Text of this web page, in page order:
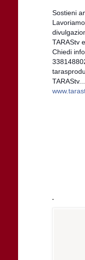
Sostieni
TARAStv
Chiedi
.